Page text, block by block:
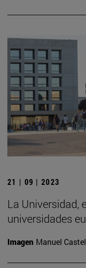
21 | 09 | 2023
La Universidad,
universidades
Imagen Manuel